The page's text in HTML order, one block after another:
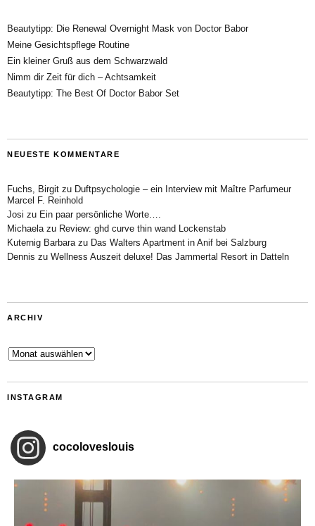
Beautytipp: Die Renewal Overnight Mask von Doctor Babor
Meine Gesichtspflege Routine
Ein kleiner Gruß aus dem Schwarzwald
Nimm dir Zeit für dich – Achtsamkeit
Beautytipp: The Best Of Doctor Babor Set
NEUESTE KOMMENTARE
Fuchs, Birgit zu Duftpsychologie – ein Interview mit Maître Parfumeur
Marcel F. Reinhold
Josi zu Ein paar persönliche Worte….
Michaela zu Review: ghd curve thin wand Lockenstab
Kuternig Barbara zu Das Walters Apartment in Anif bei Salzburg
Dennis zu Wellness Auszeit deluxe! Das Jammertal Resort in Datteln
ARCHIV
Archiv
INSTAGRAM
cocoloveslouis